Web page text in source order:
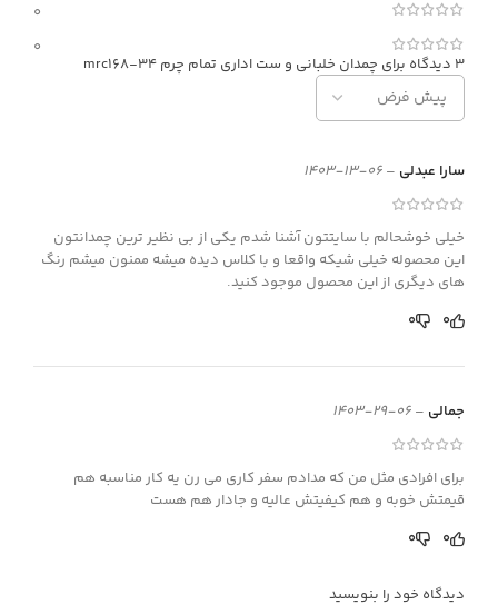
0
0
3 دیدگاه برای
چمدان خلبانی و ست اداری تمام چرم mrc168-34
سارا عبدلی –
06-13-1403
خیلی خوشحالم با سایتتون آشنا شدم یکی از بی نظیر ترین چمدانتون
این محصوله خیلی شیکه واقعا و با کلاس دیده میشه ممنون میشم رنگ
های دیگری از این محصول موجود کنید.
0
0
جمالی –
06-29-1403
برای افرادی مثل من که مدادم سفر کاری می رن یه کار مناسبه هم
قیمتش خوبه و هم کیفیتش عالیه و جادار هم هست
0
0
دیدگاه خود را بنویسید